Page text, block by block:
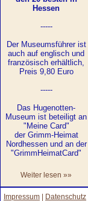
Hessen
-----
Der Museumsführer ist
auch auf englisch und
französisch erhältlich,
Preis 9,80 Euro
-----
Das Hugenotten-
Museum ist beteiligt an
"Meine Card"
der Grimm-Heimat
Nordhessen und an der
"GrimmHeimatCard"
Weiter lesen »»
Impressum Datenschutz